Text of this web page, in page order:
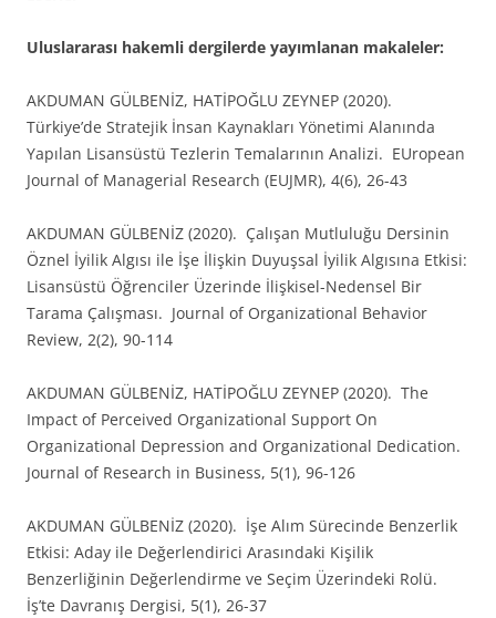
Uluslararası hakemli dergilerde yayımlanan makaleler:
AKDUMAN GÜLBENİZ, HATİPOĞLU ZEYNEP (2020).
Türkiye’de Stratejik İnsan Kaynakları Yönetimi Alanında
Yapılan Lisansüstü Tezlerin Temalarının Analizi. EUropean
Journal of Managerial Research (EUJMR), 4(6), 26-43
AKDUMAN GÜLBENİZ (2020). Çalışan Mutluluğu Dersinin
Öznel İyilik Algısı ile İşe İlişkin Duyuşsal İyilik Algısına Etkisi:
Lisansüstü Öğrenciler Üzerinde İlişkisel-Nedensel Bir
Tarama Çalışması. Journal of Organizational Behavior
Review, 2(2), 90-114
AKDUMAN GÜLBENİZ, HATİPOĞLU ZEYNEP (2020). The
Impact of Perceived Organizational Support On
Organizational Depression and Organizational Dedication.
Journal of Research in Business, 5(1), 96-126
AKDUMAN GÜLBENİZ (2020). İşe Alım Sürecinde Benzerlik
Etkisi: Aday ile Değerlendirici Arasındaki Kişilik
Benzerliğinin Değerlendirme ve Seçim Üzerindeki Rolü.
İş’te Davranış Dergisi, 5(1), 26-37